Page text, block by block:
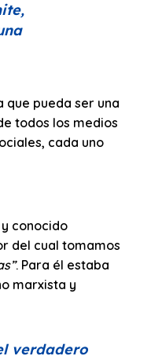
pueda ser una
todos los medios
cada uno
conocido
del cual tomamos
. Para él estaba
marxista y
verdadero